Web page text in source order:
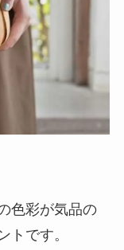
色彩が気品の
ト です。